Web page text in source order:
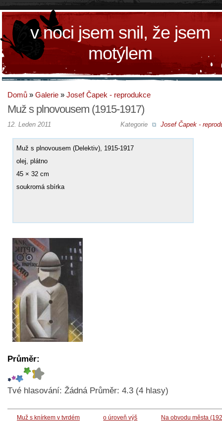
v noci jsem snil, že jsem
motýlem
Domů » Galerie » Josef Čapek - reprodukce
Muž s plnovousem (1915-1917)
Kategorie Josef Čapek -
12. Leden 2011
Muž s plnovousem (Delektiv), 1915-1917
olej, plátno
45 × 32 cm
soukromá sbírka
Průměr:
Tvé hlasování: Žádná Průměr: 4.3 (4 hlasy)
Muž s knírkem v tvrdém
o úroveň výš Na obvodu města